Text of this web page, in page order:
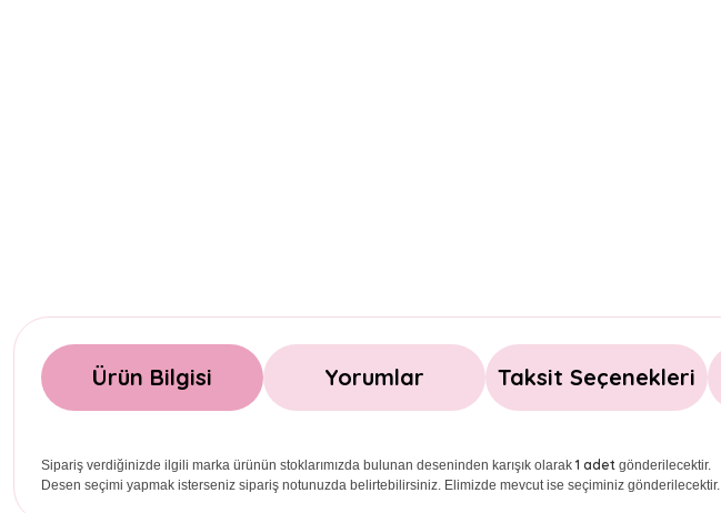
Ürün Bilgisi Yorumlar Taksit Seçenekleri
Sipariş verdiğinizde ilgili marka ürünün stoklarımızda bulunan deseninden karışık olarak 1 adet gönderilecektir.
Desen seçimi yapmak isterseniz sipariş notunuzda belirtebilirsiniz. Elimizde mevcut ise seçiminiz gönderilecektir.